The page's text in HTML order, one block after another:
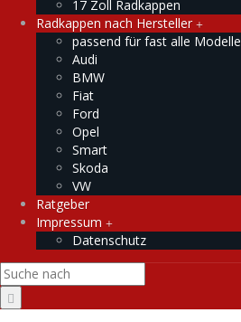
17 Zoll Radkappen
Radkappen nach Hersteller
passend für fast alle Modelle
Audi
BMW
Fiat
Ford
Opel
Smart
Skoda
VW
Ratgeber
Impressum
Datenschutz